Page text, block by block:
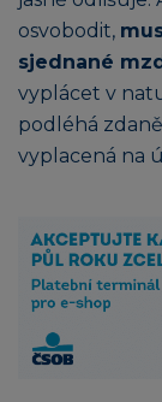
osvobodit,
sjednané
vyplácet v
podléhá
vyplacená na